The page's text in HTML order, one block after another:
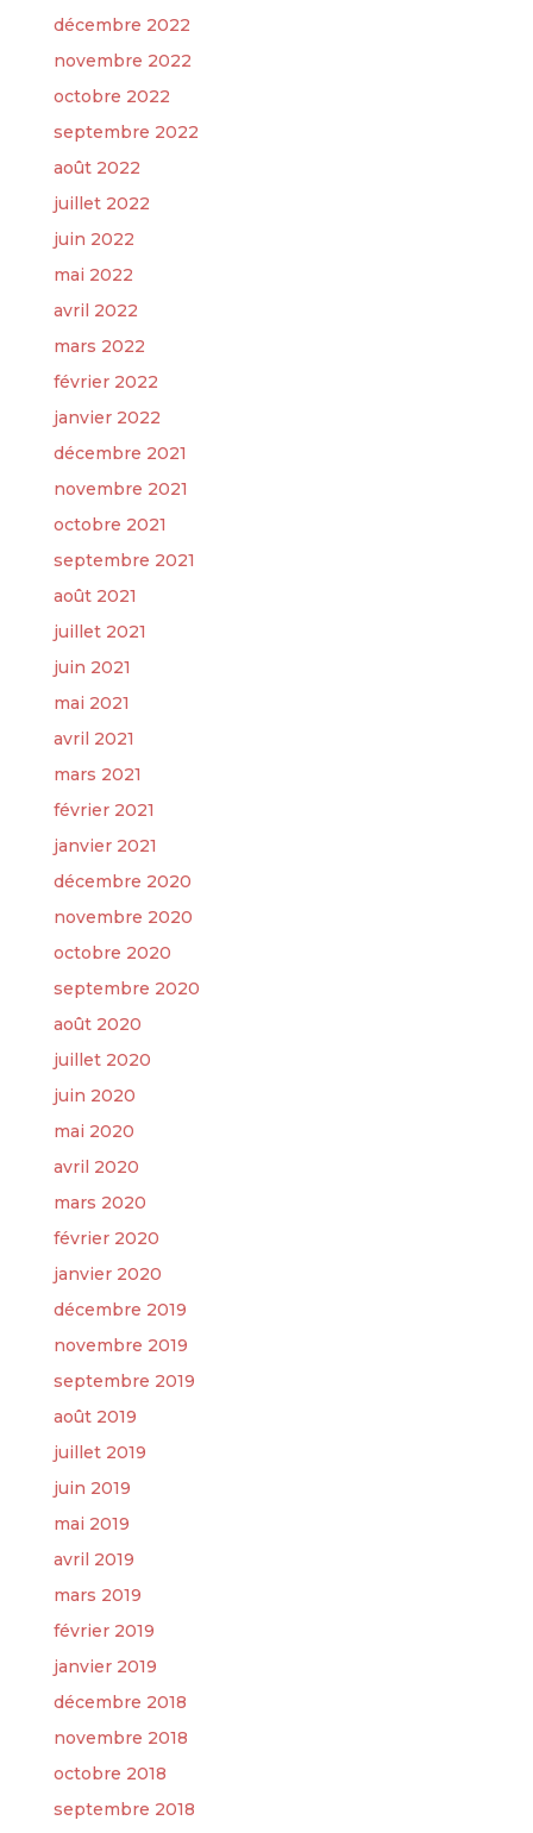
décembre 2022
novembre 2022
octobre 2022
septembre 2022
août 2022
juillet 2022
juin 2022
mai 2022
avril 2022
mars 2022
février 2022
janvier 2022
décembre 2021
novembre 2021
octobre 2021
septembre 2021
août 2021
juillet 2021
juin 2021
mai 2021
avril 2021
mars 2021
février 2021
janvier 2021
décembre 2020
novembre 2020
octobre 2020
septembre 2020
août 2020
juillet 2020
juin 2020
mai 2020
avril 2020
mars 2020
février 2020
janvier 2020
décembre 2019
novembre 2019
septembre 2019
août 2019
juillet 2019
juin 2019
mai 2019
avril 2019
mars 2019
février 2019
janvier 2019
décembre 2018
novembre 2018
octobre 2018
septembre 2018